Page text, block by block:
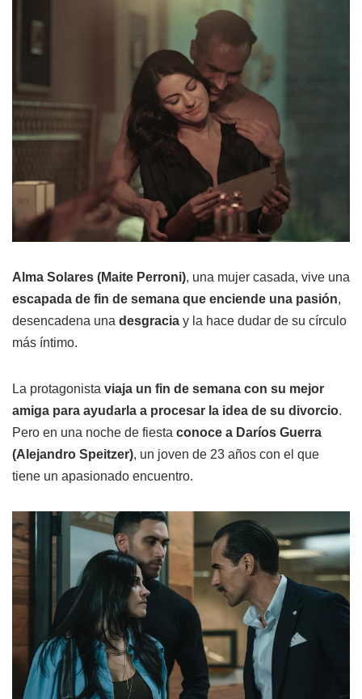
Alma Solares (Maite Perroni), una mujer casada, vive una
escapada de fin de semana que enciende una pasión,
desencadena una desgracia y la hace dudar de su círculo
más íntimo.
La protagonista viaja un fin de semana con su mejor
amiga para ayudarla a procesar la idea de su divorcio.
Pero en una noche de fiesta conoce a Daríos Guerra
(Alejandro Speitzer), un joven de 23 años con el que
tiene un apasionado encuentro.